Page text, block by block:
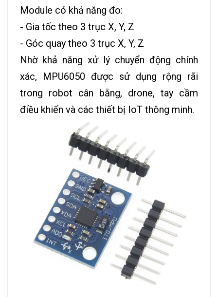
Module có khả năng đo:
- Gia tốc theo 3 trục X, Y, Z
- Góc quay theo 3 trục X, Y, Z
Nhờ khả năng xử lý chuyển động chính
xác, MPU6050 được sử dụng rộng rãi
trong robot cân bằng, drone, tay cầm
điều khiển và các thiết bị IoT thông minh.